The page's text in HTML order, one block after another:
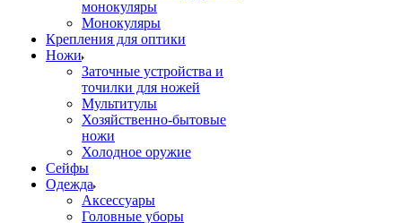
монокуляры
Монокуляры
Крепления для оптики
Ножи
Заточные устройства и
точилки для ножей
Мультитулы
Хозяйственно-бытовые
ножи
Холодное оружие
Сейфы
Одежда
Аксессуары
Головные уборы